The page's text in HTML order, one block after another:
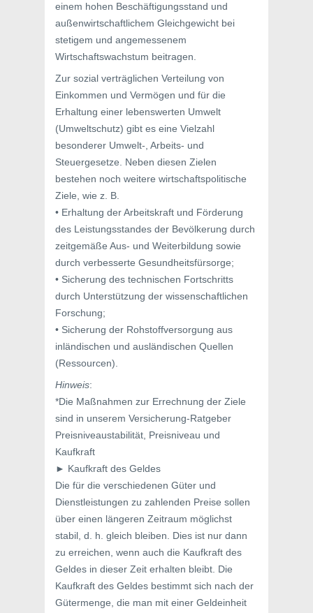
einem hohen Beschäftigungsstand und
außenwirtschaftlichem Gleichgewicht bei
stetigem und angemessenem
Wirtschaftswachstum beitragen.
Zur sozial verträglichen Verteilung von
Einkommen und Vermögen und für die
Erhaltung einer lebenswerten Umwelt
(Umweltschutz) gibt es eine Vielzahl
besonderer Umwelt-, Arbeits- und
Steuergesetze. Neben diesen Zielen
bestehen noch weitere wirtschaftspolitische
Ziele, wie z. B.
• Erhaltung der Arbeitskraft und Förderung
des Leistungsstandes der Bevölkerung durch
zeitgemäße Aus- und Weiterbildung sowie
durch verbesserte Gesundheitsfürsorge;
• Sicherung des technischen Fortschritts
durch Unterstützung der wissenschaftlichen
Forschung;
• Sicherung der Rohstoffversorgung aus
inländischen und ausländischen Quellen
(Ressourcen).
Hinweis:
*Die Maßnahmen zur Errechnung der Ziele
sind in unserem Versicherung-Ratgeber
Preisniveaustabilität, Preisniveau und
Kaufkraft
► Kaufkraft des Geldes
Die für die verschiedenen Güter und
Dienstleistungen zu zahlenden Preise sollen
über einen längeren Zeitraum möglichst
stabil, d. h. gleich bleiben. Dies ist nur dann
zu erreichen, wenn auch die Kaufkraft des
Geldes in dieser Zeit erhalten bleibt. Die
Kaufkraft des Geldes bestimmt sich nach der
Gütermenge, die man mit einer Geldeinheit